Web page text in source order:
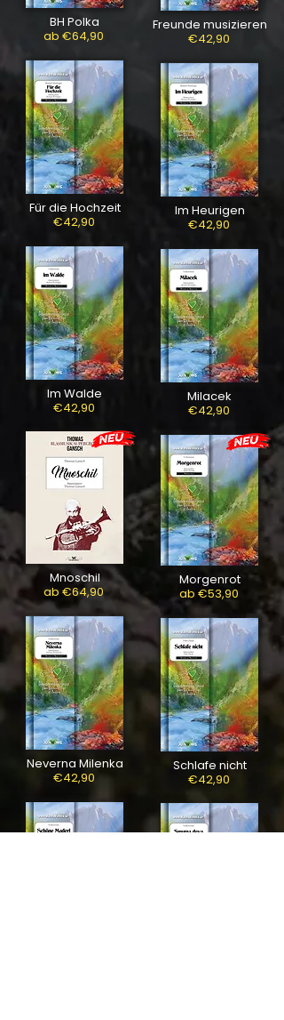
BH Polka
ab €64,90
Für die Hochzeit
€42,90
Im Walde
€42,90
Mnoschil
ab €64,90
Neverna Milenka
€42,90
Freunde musizieren
€42,90
Im Heurigen
€42,90
Milacek
€42,90
Morgenrot
ab €53,90
Schlafe nicht
€42,90